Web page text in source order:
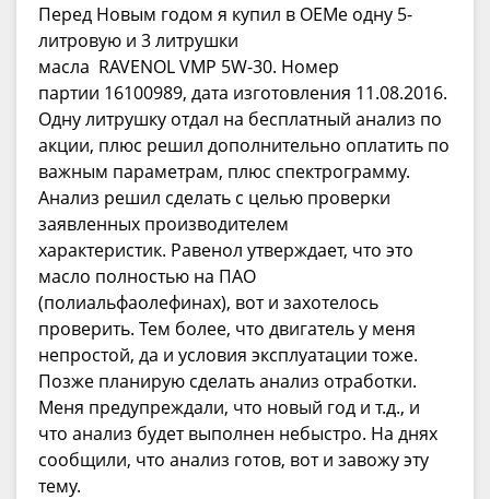
Перед Новым годом я купил в ОЕМе одну 5-
литровую и 3 литрушки
масла RAVENOL VMP 5W-30. Номер
партии 16100989, дата изготовления 11.08.2016.
Одну литрушку отдал на бесплатный анализ по
акции, плюс решил дополнительно оплатить по
важным параметрам, плюс спектрограмму.
Анализ решил сделать с целью проверки
заявленных производителем
характеристик. Равенол утверждает, что это
масло полностью на ПАО
(полиальфаолефинах), вот и захотелось
проверить. Тем более, что двигатель у меня
непростой, да и условия эксплуатации тоже.
Позже планирую сделать анализ отработки.
Меня предупреждали, что новый год и т.д., и
что анализ будет выполнен небыстро. На днях
сообщили, что анализ готов, вот и завожу эту
тему.